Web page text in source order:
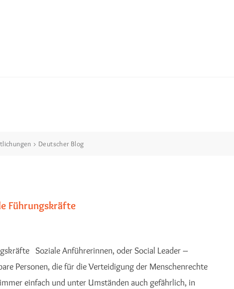
> Deutscher Blog
Führungskräfte
Soziale Anführerinnen, oder Social Leader –
Personen, die für die Verteidigung der Menschenrechte
einfach und unter Umständen auch gefährlich, in